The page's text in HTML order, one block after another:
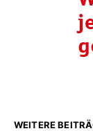
WEITERE